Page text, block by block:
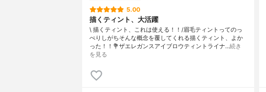
5.00
描くティント、大活躍
\ 描くティント、これは使える！！/⁡眉毛ティントってのっ
ぺりしがちそんな概念を覆してくれる描くティント、よか
った！！⁡⁡💐ザエレガンスアイブロウティントライナ…続き
を見る